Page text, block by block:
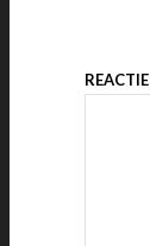
REACTIE